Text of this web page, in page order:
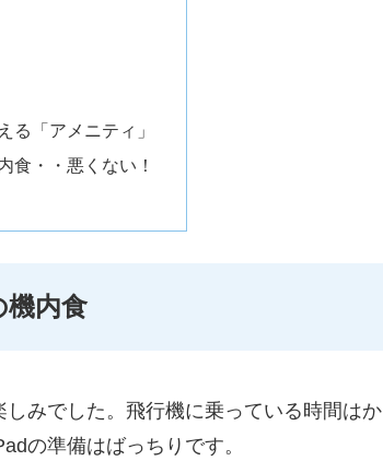
る「アメニティ」
食・・悪くない！
内食
みでした。飛行機に乗っている時間はか
の準備はばっちりです。